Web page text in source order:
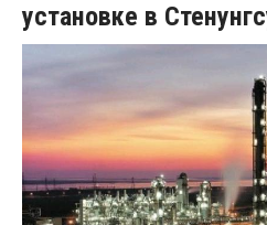
установке в